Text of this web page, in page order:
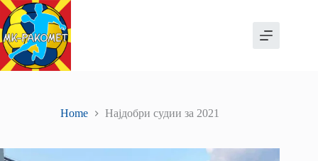
Skip
to
content
Home Најдобри судии за 2021